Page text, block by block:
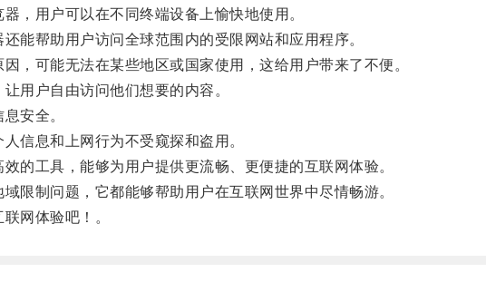
用户可以在不同终端设备上愉快地使用。
帮助用户访问全球范围内的受限网站和应用程序。
可能无法在某些地区或国家使用，这给用户带来了不便。
户自由访问他们想要的内容。
安全。
息和上网行为不受窥探和盗用。
工具，能够为用户提供更流畅、更便捷的互联网体验。
制问题，它都能够帮助用户在互联网世界中尽情畅游。
网体验吧！。